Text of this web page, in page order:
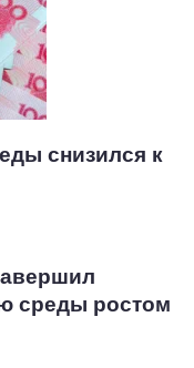
снизился к
среды ростом